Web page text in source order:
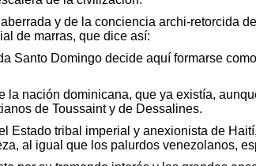
y de la conciencia archi-retorcida
de marras, que dice así:
Santo Domingo decide aquí formarse
la nación dominicana, que ya existía,
de Toussaint y de Dessalines.
Estado tribal imperial y anexionista de
al igual que los palurdos venezolanos,